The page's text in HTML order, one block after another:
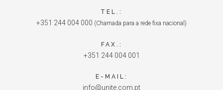
TEL.:
+351 244 004 000 (Chamada para a rede fixa nacional)
FAX.:
+351 244 004 001
E-MAIL:
info@unite.com.pt